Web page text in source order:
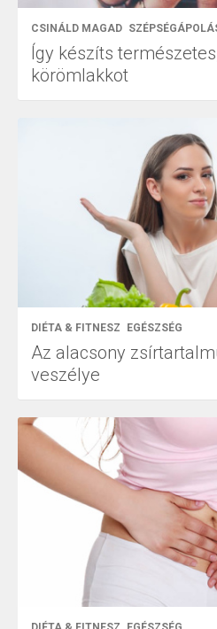
CSINÁLD MAGAD
Így készíts
körömlakkot
DIÉTA & FITNESZ EGÉSZSÉG
Az alacsony
veszélye